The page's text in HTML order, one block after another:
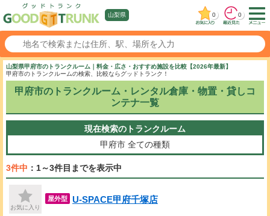
山梨県 0 0
山梨県甲府市のトランクルーム｜料金・広さ・おすすめ施設を比較【2026年最新】
甲府市のトランクルームの検索、比較ならグッドトランク！
甲府市のトランクルーム・レンタル倉庫・物置・貸しコ
ンテナ一覧
現在検索のトランクルーム
甲府市 全ての種類
3件中 ：1～3件目までを表示中
お気に入り
屋外型 U-SPACE甲府千塚店